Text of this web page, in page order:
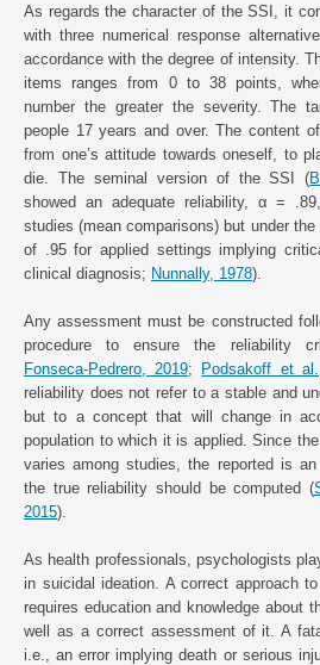
As regards the character of the SSI, it
with three numerical response
accordance with the degree of intensity.
items ranges from 0 to 38 points,
number the greater the severity. The
people 17 years and over. The content
from one’s attitude towards oneself, to
die. The seminal version of the SSI (
showed an adequate reliability, α =
studies (mean comparisons) but under the
of .95 for applied settings implying
clinical diagnosis; Nunnally, 1978).
Any assessment must be constructed
procedure to ensure the reliability
Fonseca-Pedrero, 2019; Podsakoff et
reliability does not refer to a stable and
but to a concept that will change in
population to which it is applied. Since
varies among studies, the reported is an
the true reliability should be computed (
2015).
As health professionals, psychologists
in suicidal ideation. A correct approach
requires education and knowledge about
well as a correct assessment of it. A
i.e., an error implying death or serious